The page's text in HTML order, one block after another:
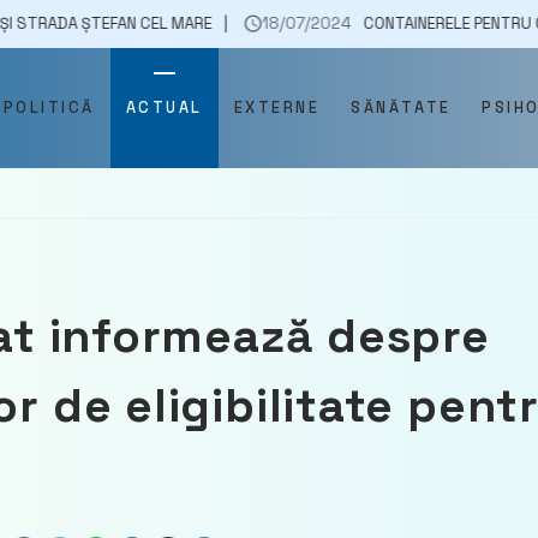
CEL MARE 18/07/2024 CONTAINERELE PENTRU GUNOI SE
POLITICĂ ACTUAL EXTERNE SĂNĂTATE
informează despre
de eligibilitate